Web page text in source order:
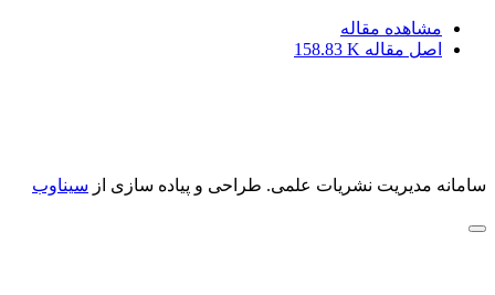
مشاهده مقاله
اصل مقاله 158.83 K
سامانه مدیریت نشریات علمی. طراحی و پیاده سازی از سیناوب